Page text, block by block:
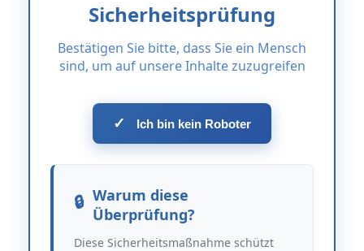
Sicherheitsprüfung
Bestätigen Sie bitte, dass Sie ein Mensch
sind, um auf unsere Inhalte zuzugreifen
✓ Ich bin kein Roboter
Warum diese
Überprüfung?
Diese Sicherheitsmaßnahme schützt